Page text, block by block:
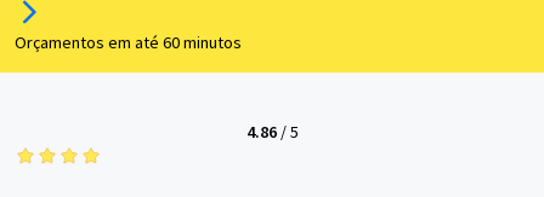
Orçamentos em até 60 minutos
4.86/5